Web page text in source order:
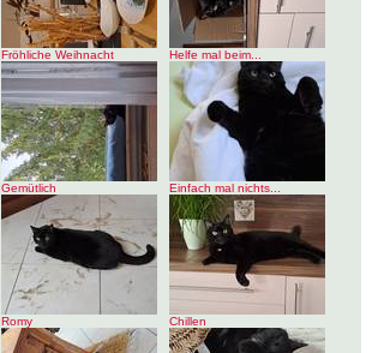
Fröhliche Weihnacht Helfe mal beim...
Gemütlich Einfach mal nichts...
Romy Chillen